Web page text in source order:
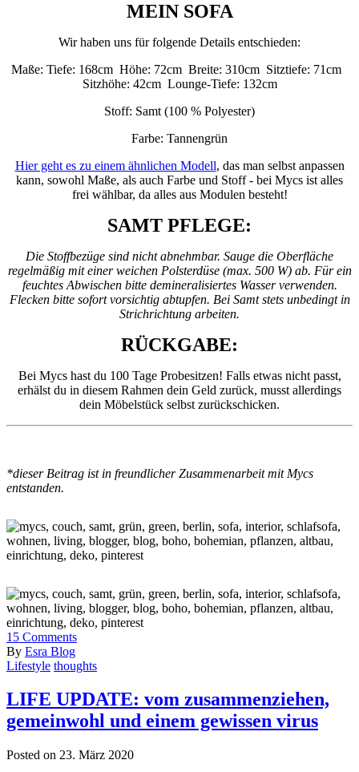
MEIN SOFA
Wir haben uns für folgende Details entschieden:
Maße: Tiefe: 168cm Höhe: 72cm Breite: 310cm Sitztiefe: 71cm
Sitzhöhe: 42cm Lounge-Tiefe: 132cm
Stoff: Samt (100 % Polyester)
Farbe: Tannengrün
Hier geht es zu einem ähnlichen Modell, das man selbst anpassen
kann, sowohl Maße, als auch Farbe und Stoff - bei Mycs ist alles
frei wählbar, da alles aus Modulen besteht!
SAMT PFLEGE:
Die Stoffbezüge sind nicht abnehmbar. Sauge die Oberfläche
regelmäßig mit einer weichen Polsterdüse (max. 500 W) ab. Für ein
feuchtes Abwischen bitte demineralisiertes Wasser verwenden.
Flecken bitte sofort vorsichtig abtupfen. Bei Samt stets unbedingt in
Strichrichtung arbeiten.
RÜCKGABE:
Bei Mycs hast du 100 Tage Probesitzen! Falls etwas nicht passt,
erhälst du in diesem Rahmen dein Geld zurück, musst allerdings
dein Möbelstück selbst zurückschicken.
*dieser Beitrag ist in freundlicher Zusammenarbeit mit Mycs
entstanden.
15 Comments
By Esra Blog
Lifestyle thoughts
LIFE UPDATE: vom zusammenziehen,
gemeinwohl und einem gewissen virus
Posted on 23. März 2020